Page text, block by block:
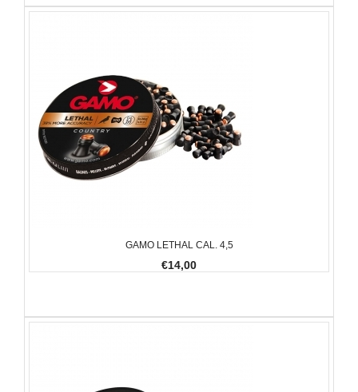
GAMO LETHAL CAL. 4,5
€14,00